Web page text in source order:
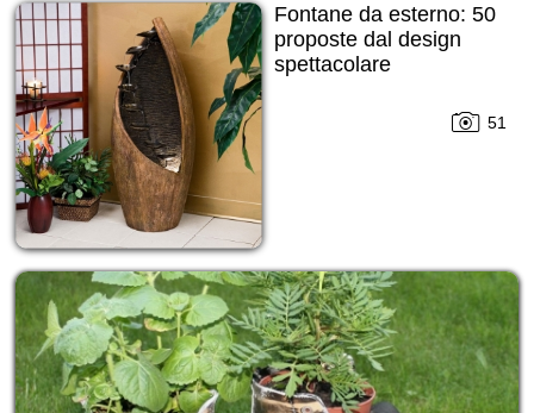
Fontane da esterno: 50
proposte dal design
spettacolare
51